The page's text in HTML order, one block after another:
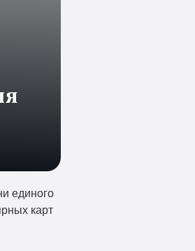
единого
карт